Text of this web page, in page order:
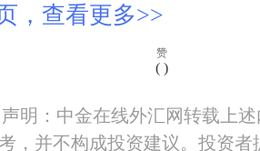
，查看更多>>
赞
( )
明：中金在线外汇网转载上
，并不构成投资建议。投资